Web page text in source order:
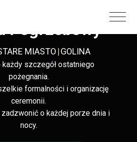
Pogrzebowy
MIASTO |GOLINA
każdy szczegół ostatniego
pożegnania.
formalności i organizację
ceremonii.
o każdej porze dnia i
nocy.